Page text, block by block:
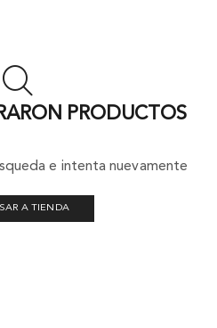
PRODUCTOS
e intenta nuevamente
A TIENDA